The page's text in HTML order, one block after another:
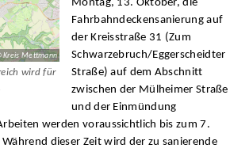
Kreis Mettmann
wird für
Montag, 13. Oktober, die
Fahrbahndeckensanierung auf
der Kreisstraße 31 (Zum
Schwarzebruch/Eggerscheidter
Straße) auf dem Abschnitt
zwischen der Mülheimer Straße
und der Einmündung
werden voraussichtlich bis zum 7.
dieser Zeit wird der zu sanierende